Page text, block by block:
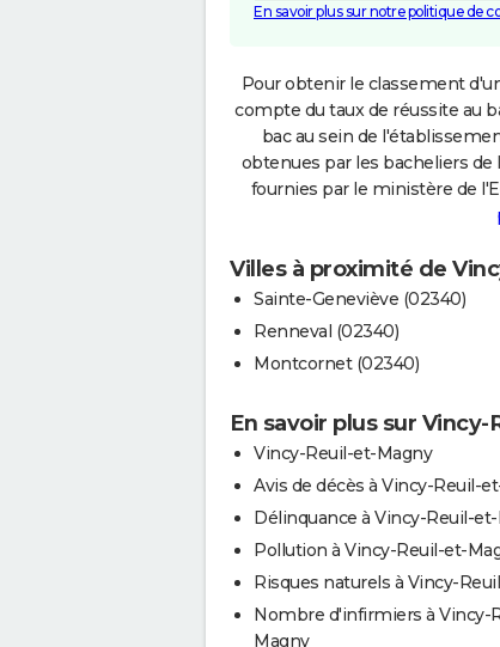
En savoir plus sur notre politique de
Pour obtenir le classement
compte du taux de réussite au
bac au sein de
obtenues par les bacheliers de
fournies par le ministère de
Villes à proximité de
Sainte-Geneviève (02340)
Renneval (02340)
Montcornet (02340)
En savoir plus sur
Vincy-Reuil-et-Magny
Avis de décès à Vincy-Reuil-
Délinquance à Vincy-Reuil-
Pollution à Vincy-Reuil-et-
Risques naturels à Vincy-
Nombre d'infirmiers à Vincy-
Magny